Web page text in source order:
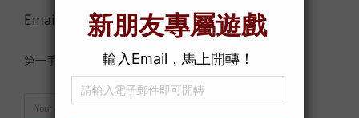
Email訂閱CPT
第一手資訊與獨家發售消息都不會再錯過。